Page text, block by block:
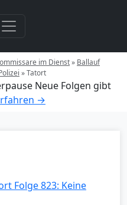
im Dienst» Ballauf
»Tatort
Neue Folgen gibt
→
Folge 823: Keine